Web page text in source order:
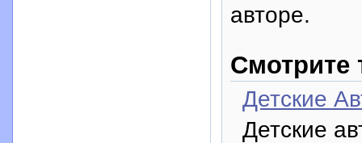
авторе.
Смотрите
Детские
Детские